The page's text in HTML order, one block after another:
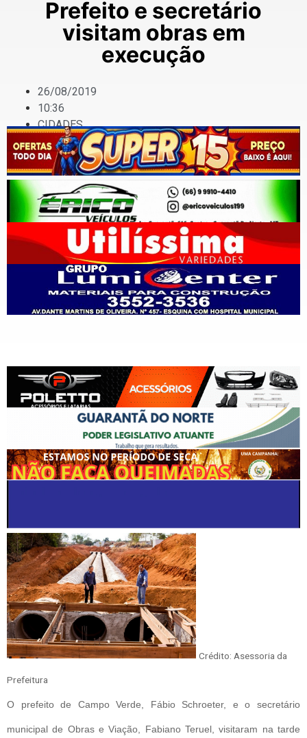
Prefeito e secretário
visitam obras em
execução
26/08/2019
10:36
CIDADES
Crédito: Asessoria da
Prefeitura
O prefeito de Campo Verde, Fábio Schroeter, e o secretário
municipal de Obras e Viação, Fabiano Teruel, visitaram na tarde